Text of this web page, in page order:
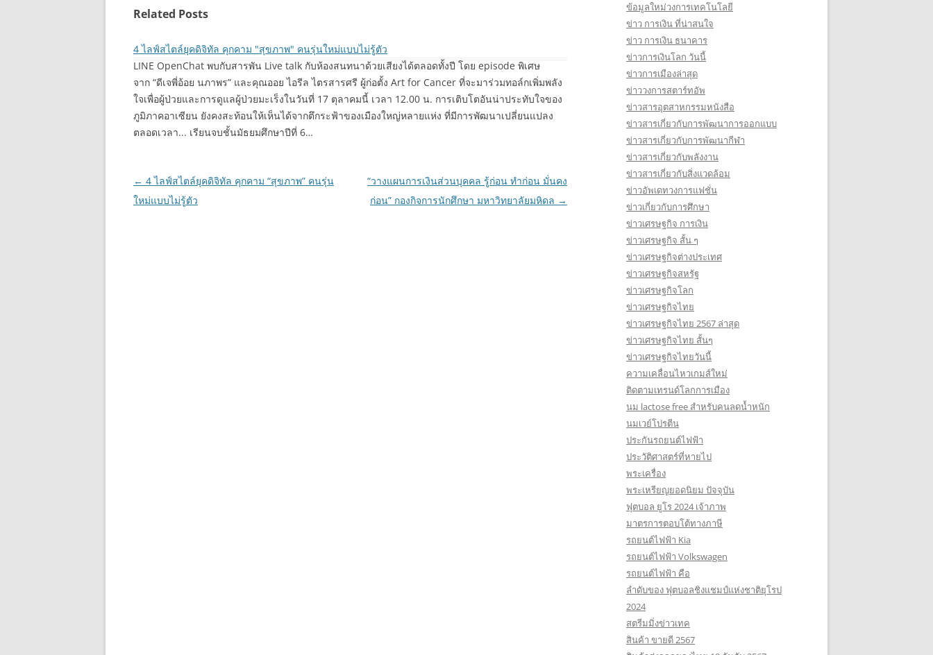
Related Posts
4 ไลฟ์สไตล์ยุคดิจิทัล คุกคาม "สุขภาพ" คนรุ่นใหม่แบบไม่รู้ตัว
LINE OpenChat พบกับสารพัน Live talk กับห้องสนทนาด้วยเสียงได้ตลอดทั้งปี โดย episode พิเศษ
จาก “ดีเจพี่อ้อย นภาพร” และคุณออย ไอรีล ไตรสารศรี ผู้ก่อตั้ง Art for Cancer ที่จะมาร่วมทอล์กเพิ่มพลัง
ใจเพื่อผู้ป่วยและการดูแลผู้ป่วยมะเร็งในวันที่ 17 ตุลาคมนี้ เวลา 12.00 น. การเติบโตอันน่าประทับใจของ
ภูมิภาคอาเซียน ยังคงสะท้อนให้เห็นได้จากตึกระฟ้าของเมืองใหญ่หลายแห่ง ที่มีการพัฒนาเปลี่ยนแปลง
ตลอดเวลา... เรียนจบชั้นมัธยมศึกษาปีที่ 6…
Post
navigation
← 4 ไลฟ์สไตล์ยุคดิจิทัล คุกคาม “สุขภาพ” คนรุ่น
ใหม่แบบไม่รู้ตัว
“วางแผนการเงินส่วนบุคคล รู้ก่อน ทำก่อน มั่นคง
ก่อน” กองกิจการนักศึกษา มหาวิทยาลัยมหิดล →
ข้อมูลใหม่วงการเทคโนโลยี
ข่าว การเงิน ที่น่าสนใจ
ข่าว การเงิน ธนาคาร
ข่าวการเงินโลก วันนี้
ข่าวการเมืองล่าสุด
ข่าววงการสตาร์ทอัพ
ข่าวสารอุตสาหกรรมหนังสือ
ข่าวสารเกี่ยวกับการพัฒนาการออกแบบ
ข่าวสารเกี่ยวกับการพัฒนากีฬา
ข่าวสารเกี่ยวกับพลังงาน
ข่าวสารเกี่ยวกับสิ่งแวดล้อม
ข่าวอัพเดทวงการแฟชั่น
ข่าวเกี่ยวกับการศึกษา
ข่าวเศรษฐกิจ การเงิน
ข่าวเศรษฐกิจ สั้น ๆ
ข่าวเศรษฐกิจต่างประเทศ
ข่าวเศรษฐกิจสหรัฐ
ข่าวเศรษฐกิจโลก
ข่าวเศรษฐกิจไทย
ข่าวเศรษฐกิจไทย 2567 ล่าสุด
ข่าวเศรษฐกิจไทย สั้นๆ
ข่าวเศรษฐกิจไทยวันนี้
ความเคลื่อนไหวเกมส์ใหม่
ติดตามเทรนด์โลกการเมือง
นม lactose free สำหรับคนลดน้ำหนัก
นมเวย์โปรตีน
ประกันรถยนต์ไฟฟ้า
ประวัติศาสตร์ที่หายไป
พระเครื่อง
พระเหรียญยอดนิยม ปัจจุบัน
ฟุตบอล ยูโร 2024 เจ้าภาพ
มาตรการตอบโต้ทางภาษี
รถยนต์ไฟฟ้า Kia
รถยนต์ไฟฟ้า Volkswagen
รถยนต์ไฟฟ้า คือ
ลำดับของ ฟุตบอลชิงแชมป์แห่งชาติยุโรป
2024
สตรีมมิ่งข่าวเทค
สินค้า ขายดี 2567